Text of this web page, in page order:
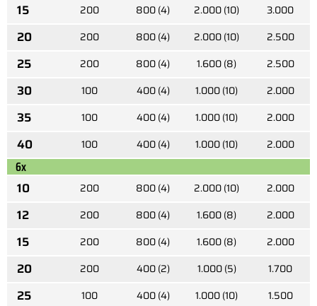
15 200 800 (4) 2.000 (10) 3.000
20 200 800 (4) 2.000 (10) 2.500
25 200 800 (4) 1.600 (8) 2.500
30 100 400 (4) 1.000 (10) 2.000
35 100 400 (4) 1.000 (10) 2.000
40 100 400 (4) 1.000 (10) 2.000
6x
10
200 800 (4) 2.000 (10) 2.000
12 200 800 (4) 1.600 (8) 2.000
15 200 800 (4) 1.600 (8) 2.000
20 200 400 (2) 1.000 (5) 1.700
25 100 400 (4) 1.000 (10) 1.500